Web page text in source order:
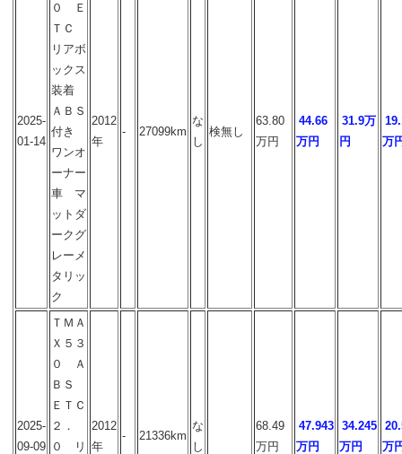
2025-
01-14
０ Ｅ
ＴＣ
リアボ
ックス
装着
ＡＢＳ
付き
ワンオ
ーナー
車 マ
ットダ
ークグ
レーメ
タリッ
ク
2012
年
- 27099km
な
し
検無し
63.80
万円
44.66
万円
31.9万
円
万
2025-
09-09
ＴＭＡ
Ｘ５３
０ Ａ
ＢＳ
ＥＴＣ
２．
０ リ
2012
年
- 21336km
な
し
68.49
万円
47.943
万円
34.245
万円
万